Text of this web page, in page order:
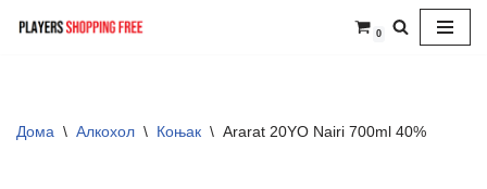
0
Дома \ Алкохол \ Коњак \ Ararat 20YO Nairi 700ml 40%